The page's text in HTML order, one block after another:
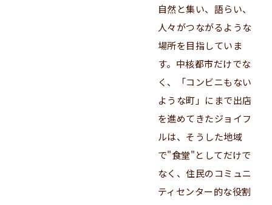
自然と集い、語らい、
人々がつながるような
場所を目指していま
す。中核都市だけでな
く、「コンビニもない
ような町」にまで出店
を進めてきたジョイフ
ルは、そうした地域
で"食堂"としてだけで
なく、住民のコミュニ
ティセンター的な役割